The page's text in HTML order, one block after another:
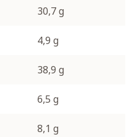
30,7 g
4,9 g
38,9 g
6,5 g
8,1 g